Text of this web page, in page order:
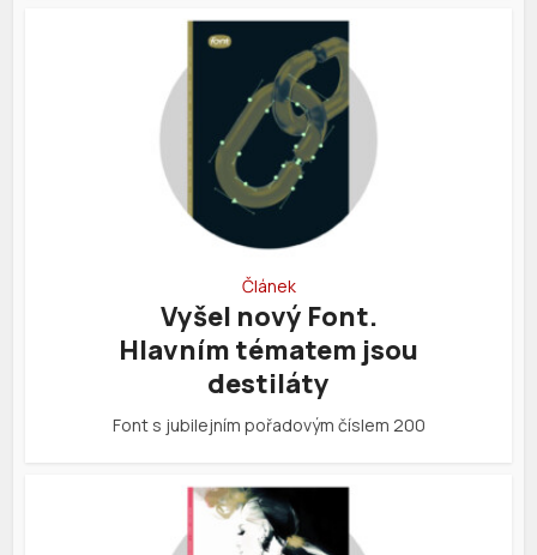
Článek
Vyšel nový Font.
Hlavním tématem jsou
destiláty
Font s jubilejním pořadovým číslem 200